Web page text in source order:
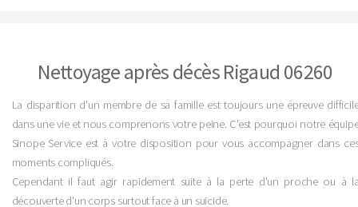
Nettoyage après décès Rigaud 06260
La disparition d'un membre de sa famille est toujours une épreuve
dans une vie et nous comprenons votre peine. C'est pourquoi notre
Sinope Service est à votre disposition pour vous accompagner dans
moments compliqués.
Cependant il faut agir rapidement suite à la perte d'un proche ou à
découverte d'un corps surtout face à un suicide.